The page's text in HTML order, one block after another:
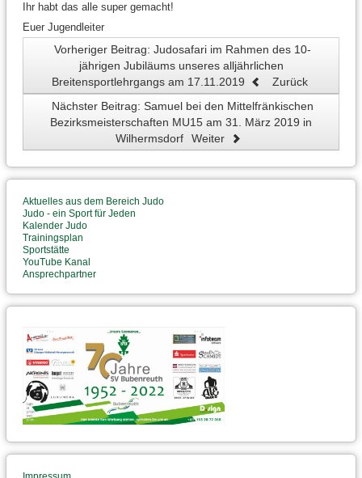
Ihr habt das alle super gemacht!
Euer Jugendleiter
Vorheriger Beitrag: Judosafari im Rahmen des 10-
jährigen Jubiläums unseres alljährlichen
Breitensportlehrgangs am 17.11.2019
Zurück
Nächster Beitrag: Samuel bei den Mittelfränkischen
Bezirksmeisterschaften MU15 am 31. März 2019 in
Wilhermsdorf
Weiter
Aktuelles aus dem Bereich Judo
Judo - ein Sport für Jeden
Kalender Judo
Trainingsplan
Sportstätte
YouTube Kanal
Ansprechpartner